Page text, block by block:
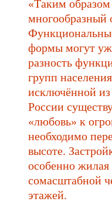
«Таким
многообразный
формы могут
разность
групп
исключённой
России
«любовь» к
необходимо
высоте.
особенно жилая
сомасштабной
этажей.